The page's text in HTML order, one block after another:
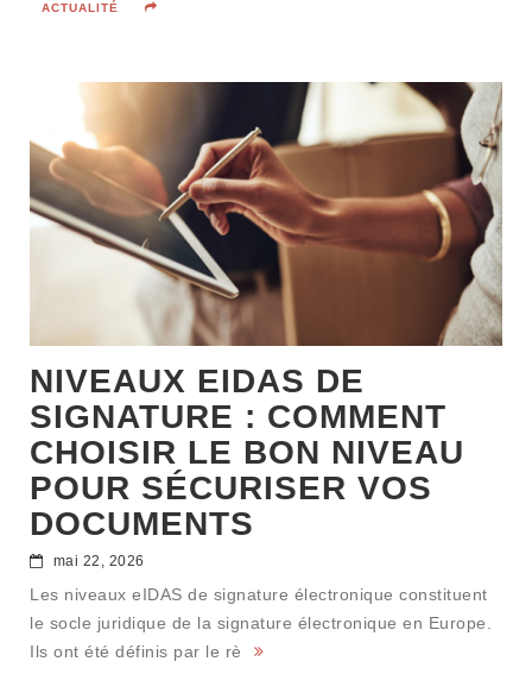
ACTUALITÉ
NIVEAUX EIDAS DE
SIGNATURE : COMMENT
CHOISIR LE BON NIVEAU
POUR SÉCURISER VOS
DOCUMENTS
mai 22, 2026
Les niveaux eIDAS de signature électronique constituent
le socle juridique de la signature électronique en Europe.
Ils ont été définis par le rè